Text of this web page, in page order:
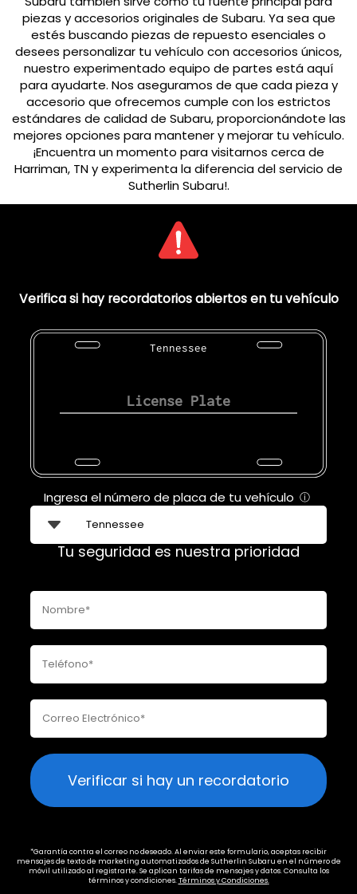
piezas y accesorios originales de Subaru. Ya sea que
estés buscando piezas de repuesto esenciales o
desees personalizar tu vehículo con accesorios únicos,
nuestro experimentado equipo de partes está aquí
para ayudarte. Nos aseguramos de que cada pieza y
accesorio que ofrecemos cumple con los estrictos
estándares de calidad de Subaru, proporcionándote las
mejores opciones para mantener y mejorar tu vehículo.
¡Encuentra un momento para visitarnos cerca de
Harriman, TN y experimenta la diferencia del servicio de
Sutherlin Subaru!.
Verifica si hay recordatorios abiertos en tu vehículo
Tennessee
Ingresa el número de placa de tu vehículo ⓘ
Tu seguridad es nuestra prioridad
Verificar si hay un recordatorio
*Garantía contra el correo no deseado. Al enviar este formulario, aceptas recibir
mensajes de texto de marketing automatizados de Sutherlin Subaru en el número de
móvil utilizado al registrarte. Se aplican tarifas de mensajes y datos. Consulta los
términos y condiciones.Términos y Condiciones.